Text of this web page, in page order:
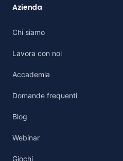
Azienda
Chi siamo
Lavora con noi
Accademia
Domande frequenti
Blog
Webinar
Giochi